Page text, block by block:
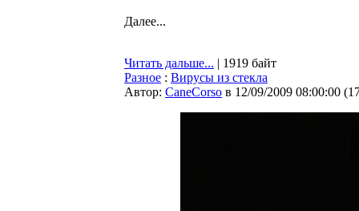
Далее...
Читать дальше... | 1919 байт
Разное : Вирусы из стекла
Автор: CaneCorso в 12/09/2009 08:00:00 (